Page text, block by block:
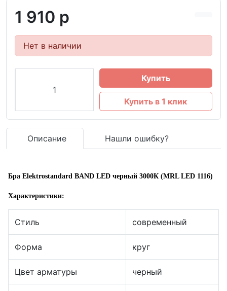
1 910 р
Нет в наличии
Купить
Купить в 1 клик
Описание Нашли ошибку?
Бра Elektrostandard BAND LED черный 3000К (MRL LED 1116)
Характеристики:
Стиль современный
Форма круг
Цвет арматуры черный